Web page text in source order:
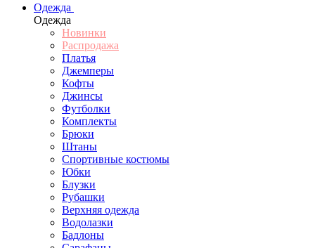
Одежда
Одежда
Новинки
Распродажа
Платья
Джемперы
Кофты
Джинсы
Футболки
Комплекты
Брюки
Штаны
Спортивные костюмы
Юбки
Блузки
Рубашки
Верхняя одежда
Водолазки
Бадлоны